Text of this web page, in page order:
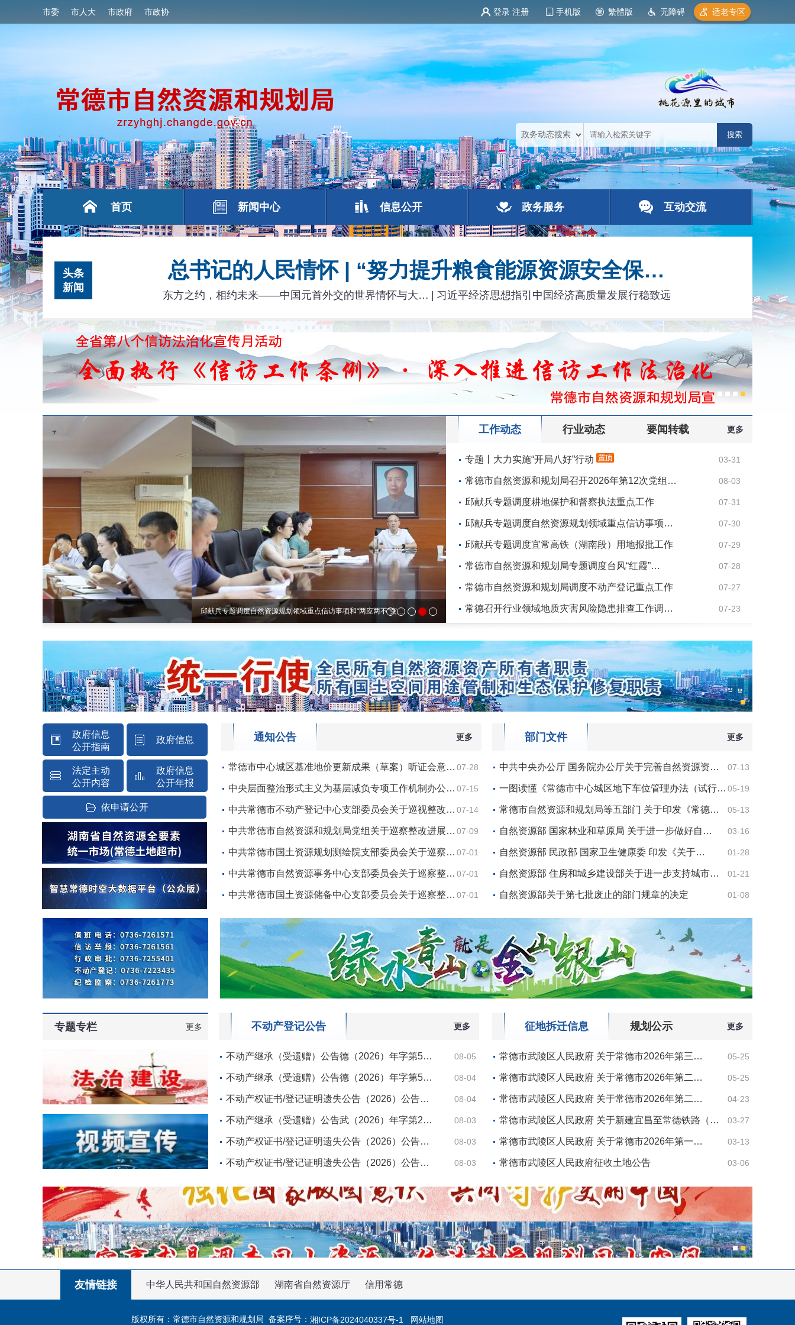
市委 市人大 市政府 市政协 登录 注册 手机版 繁體版 无障碍 适老专区
首页 新闻中心 信息公开 政务服务 互动交流
头条
新闻
总书记的人民情怀 | “努力提升粮食能源资源安全保…
东方之约，相约未来——中国元首外交的世界情怀与大… 习近平经济思想指引中国经济高质量发展行稳致远
邱献兵专题调度自然资源规划领域重点信访事项和“两应两不”突… 邱献兵专题调度宜常高铁（湖南段）用地报批工作
更多
工作动态 行业动态 要闻转载
03-31
专题丨大力实施“开局八好”行动
08-03
常德市自然资源和规划局召开2026年第12次党组…
07-31
邱献兵专题调度耕地保护和督察执法重点工作
07-30
邱献兵专题调度自然资源规划领域重点信访事项…
07-29
邱献兵专题调度宜常高铁（湖南段）用地报批工作
07-28
常德市自然资源和规划局专题调度台风“红霞”…
07-27
常德市自然资源和规划局调度不动产登记重点工作
07-23
常德召开行业领域地质灾害风险隐患排查工作调…
政府信息
公开指南
政府信息
公开制度
法定主动
公开内容
政府信息
公开年报
依申请公开
更多
通知公告
07-28
常德市中心城区基准地价更新成果（草案）听证会意…
07-15
中央层面整治形式主义为基层减负专项工作机制办公…
07-14
中共常德市不动产登记中心支部委员会关于巡视整改…
07-09
中共常德市自然资源和规划局党组关于巡察整改进展…
07-01
中共常德市国土资源规划测绘院支部委员会关于巡察…
07-01
中共常德市自然资源事务中心支部委员会关于巡察整…
07-01
中共常德市国土资源储备中心支部委员会关于巡察整…
更多
部门文件
07-13
中共中央办公厅 国务院办公厅关于完善自然资源资…
05-19
一图读懂《常德市中心城区地下车位管理办法（试行…
05-13
常德市自然资源和规划局等五部门 关于印发《常德…
03-16
自然资源部 国家林业和草原局 关于进一步做好自…
01-28
自然资源部 民政部 国家卫生健康委 印发《关于…
01-21
自然资源部 住房和城乡建设部关于进一步支持城市…
01-08
自然资源部关于第七批废止的部门规章的决定
专题专栏 更多 更多
不动产登记公告
08-05
不动产继承（受遗赠）公告德（2026）年字第5…
08-04
不动产继承（受遗赠）公告德（2026）年字第5…
08-04
不动产权证书/登记证明遗失公告（2026）公告…
08-03
不动产继承（受遗赠）公告武（2026）年字第2…
08-03
不动产权证书/登记证明遗失公告（2026）公告…
08-03
不动产权证书/登记证明遗失公告（2026）公告…
更多
征地拆迁信息 规划公示
05-25
常德市武陵区人民政府 关于常德市2026年第三…
05-25
常德市武陵区人民政府 关于常德市2026年第二…
04-23
常德市武陵区人民政府 关于常德市2026年第二…
03-27
常德市武陵区人民政府 关于新建宜昌至常德铁路（…
03-13
常德市武陵区人民政府 关于常德市2026年第一…
03-06
常德市武陵区人民政府征收土地公告
友情链接 中华人民共和国自然资源部 湖南省自然资源厅 信用常德
版权所有：常德市自然资源和规划局 备案序号： 湘ICP备2024040337号-1 网站地图